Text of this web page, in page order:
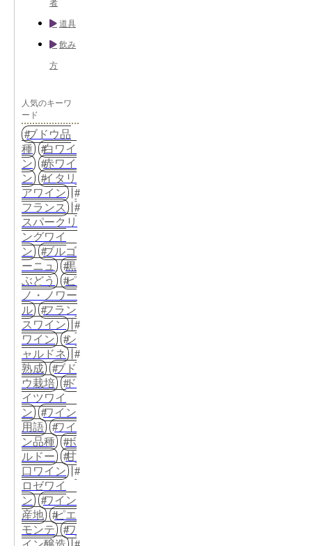
者
道具
飲み
方
人気のキーワ
ード
ブドウ品
種
白ワイ
ン
赤ワイ
ン
イタリ
アワイン
フランス
スパークリ
ングワイ
ン
ブルゴ
ーニュ
黒
ぶどう
ピ
ノ・ノワー
ル
フラン
スワイン
ワイン
シ
ャルドネ
熟成
ブド
ウ栽培
ド
イツワイ
ン
ワイン
用語
ワイ
ン品種
ボ
ルドー
甘
口ワイン
ロゼワイ
ン
ワイン
産地
ピエ
モンテ
ワ